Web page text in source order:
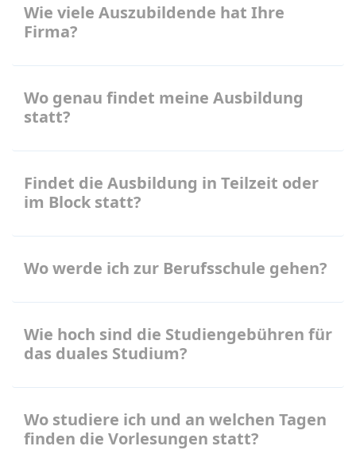
Wie viele Auszubildende hat Ihre
Firma?
Wo genau findet meine Ausbildung
statt?
Findet die Ausbildung in Teilzeit oder
im Block statt?
Wo werde ich zur Berufsschule gehen?
Wie hoch sind die Studiengebühren für
das duales Studium?
Wo studiere ich und an welchen Tagen
finden die Vorlesungen statt?